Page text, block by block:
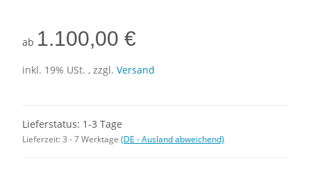
ab 1.100,00 €
inkl. 19% USt. , zzgl. Versand
Lieferstatus: 1-3 Tage
Lieferzeit:3 - 7 Werktage (DE - Ausland abweichend)